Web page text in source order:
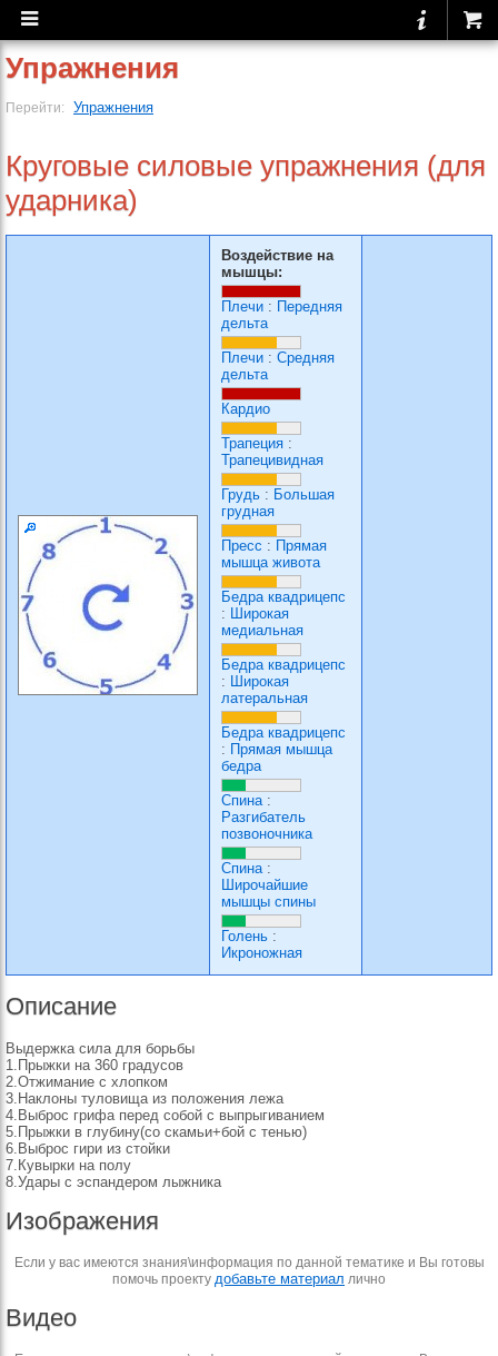
Упражнения
Перейти: Упражнения
Круговые силовые упражнения (для
ударника)
Воздействие на
мышцы:
Плечи : Передняя
дельта
Плечи : Средняя
дельта
Кардио
Трапеция :
Трапецивидная
Грудь : Большая
грудная
Пресс : Прямая
мышца живота
Бедра квадрицепс
: Широкая
медиальная
Бедра квадрицепс
: Широкая
латеральная
Бедра квадрицепс
: Прямая мышца
бедра
Спина:
Разгибатель
позвоночника
Спина:
Широчайшие
мышцы спины
Голень :
Икроножная
Описание
Выдержка сила для борьбы
1.Прыжки на 360 градусов
2.Отжимание с хлопком
3.Наклоны туловища из положения лежа
4.Выброс грифа перед собой с выпрыгиванием
5.Прыжки в глубину(со скамьи+бой с тенью)
6.Выброс гири из стойки
7.Кувырки на полу
8.Удары с эспандером лыжника
Изображения
Если у вас имеются знания\информация по данной тематике и Вы готовы
помочь проекту добавьте материал лично
Видео